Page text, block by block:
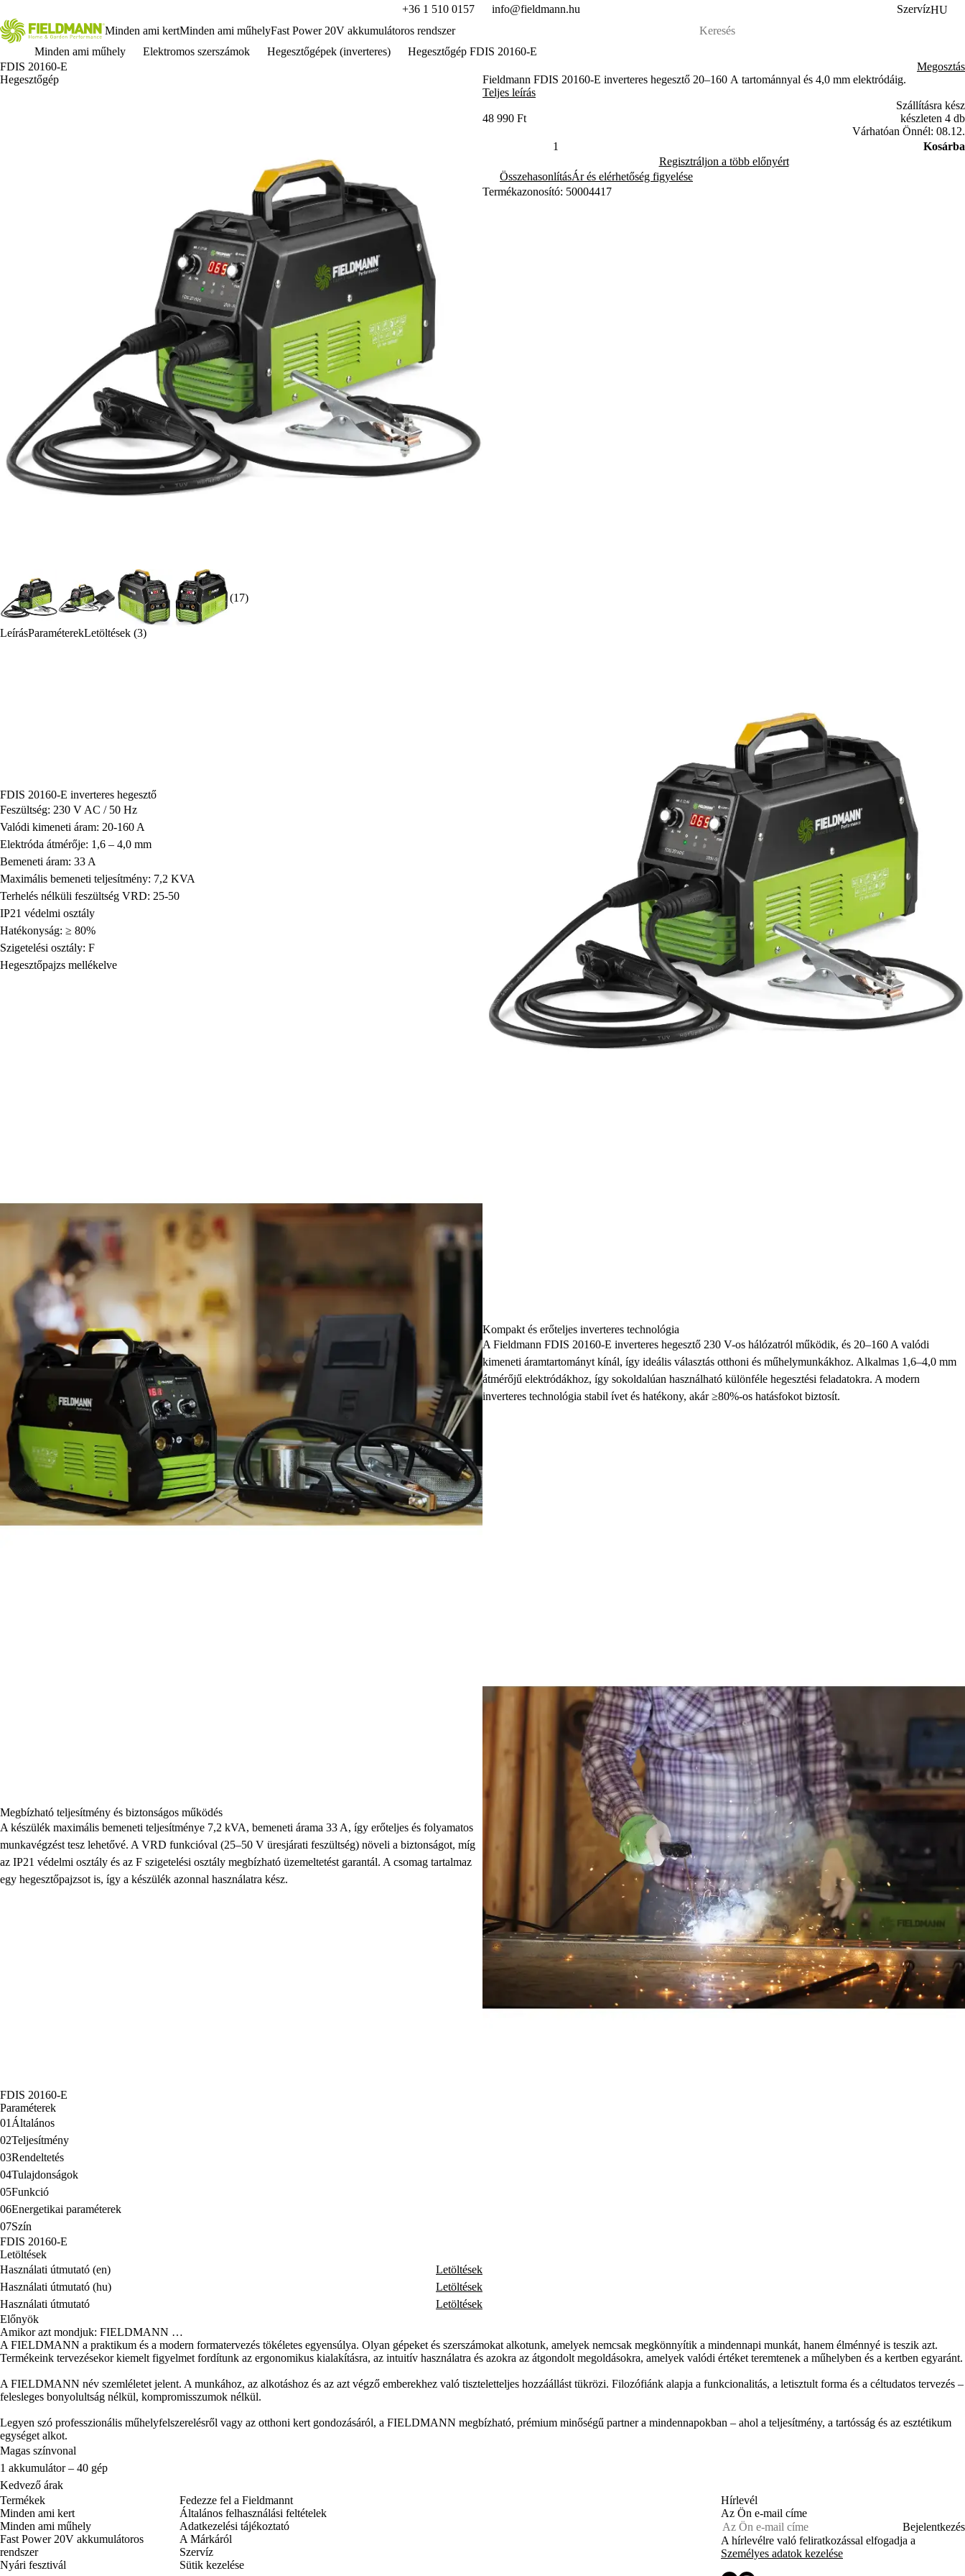
+36 1 510 0157 info@fieldmann.hu SzervízHU
Minden ami kertMinden ami műhelyFast Power 20V akkumulátoros rendszer
Minden ami műhely
Elektromos szerszámok Hegesztőgépek (inverteres)
Hegesztőgép FDIS 20160-E
FDIS 20160-E
Hegesztőgép
(17)
Megosztás
Fieldmann FDIS 20160-E inverteres hegesztő 20–160 A tartománnyal és 4,0 mm elektródáig.
Teljes leírás
48 990 Ft
Szállításra kész
készleten 4 db
Várhatóan Önnél: 08.12.
Kosárba
Regisztráljon a több előnyért
ÖsszehasonlításÁr és elérhetőség figyelése
Termékazonosító: 50004417
LeírásParaméterekLetöltések (3)
FDIS 20160-E inverteres hegesztő
Feszültség: 230 V AC / 50 Hz
Valódi kimeneti áram: 20-160 A
Elektróda átmérője: 1,6 – 4,0 mm
Bemeneti áram: 33 A
Maximális bemeneti teljesítmény: 7,2 KVA
Terhelés nélküli feszültség VRD: 25-50
IP21 védelmi osztály
Hatékonyság: ≥ 80%
Szigetelési osztály: F
Hegesztőpajzs mellékelve
Kompakt és erőteljes inverteres technológia
A Fieldmann FDIS 20160-E inverteres hegesztő 230 V-os hálózatról működik, és 20–160 A valódi
kimeneti áramtartományt kínál, így ideális választás otthoni és műhelymunkákhoz. Alkalmas 1,6–4,0 mm
átmérőjű elektródákhoz, így sokoldalúan használható különféle hegesztési feladatokra. A modern
inverteres technológia stabil ívet és hatékony, akár ≥80%-os hatásfokot biztosít.
Megbízható teljesítmény és biztonságos működés
A készülék maximális bemeneti teljesítménye 7,2 kVA, bemeneti árama 33 A, így erőteljes és folyamatos
munkavégzést tesz lehetővé. A VRD funkcióval (25–50 V üresjárati feszültség) növeli a biztonságot, míg
az IP21 védelmi osztály és az F szigetelési osztály megbízható üzemeltetést garantál. A csomag tartalmaz
egy hegesztőpajzsot is, így a készülék azonnal használatra kész.
FDIS 20160-E
Paraméterek
01 Általános
02Teljesítmény
03Rendeltetés
04Tulajdonságok
05Funkció
06Energetikai paraméterek
07Szín
FDIS 20160-E
Letöltések
Használati útmutató (en)
Letöltések
Használati útmutató (hu)
Letöltések
Használati útmutató
Letöltések
Előnyök
Amikor azt mondjuk: FIELDMANN …
A FIELDMANN a praktikum és a modern formatervezés tökéletes egyensúlya. Olyan gépeket és szerszámokat alkotunk, amelyek nemcsak megkönnyítik a mindennapi munkát, hanem élménnyé is teszik azt.
Termékeink tervezésekor kiemelt figyelmet fordítunk az ergonomikus kialakításra, az intuitív használatra és azokra az átgondolt megoldásokra, amelyek valódi értéket teremtenek a műhelyben és a kertben egyaránt.
A FIELDMANN név szemléletet jelent. A munkához, az alkotáshoz és az azt végző emberekhez való tiszteletteljes hozzáállást tükrözi. Filozófiánk alapja a funkcionalitás, a letisztult forma és a céltudatos tervezés –
felesleges bonyolultság nélkül, kompromisszumok nélkül.
Legyen szó professzionális műhelyfelszerelésről vagy az otthoni kert gondozásáról, a FIELDMANN megbízható, prémium minőségű partner a mindennapokban – ahol a teljesítmény, a tartósság és az esztétikum
egységet alkot.
Magas színvonal
1 akkumulátor – 40 gép
Kedvező árak
Termékek
Minden ami kert
Minden ami műhely
Fast Power 20V akkumulátoros
rendszer
Nyári fesztivál
Fedezze fel a Fieldmannt
Általános felhasználási feltételek
Adatkezelési tájékoztató
A Márkáról
Szervíz
Sütik kezelése
Hírlevél
Az Ön e-mail címe
Bejelentkezés
A hírlevélre való feliratkozással elfogadja a
Személyes adatok kezelése